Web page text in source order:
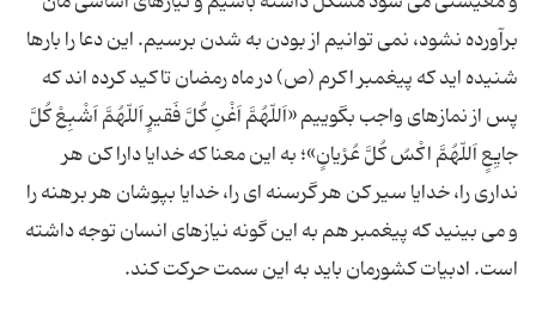
برآورده نشود، نمی توانیم از بودن به شدن برسیم. این دعا را بارها
شنیده اید كه پیغمبر اكرم (ص) در ماه رمضان تاكید كرده اند كه
پس از نمازهای واجب بگوییم «اَللّهُمَّ اَغْنِ كُلَّ فَقیرٍ اَللّهُمَّ اَشْبِعْ كُلَّ
جایِعٍ اَللّهُمَّ اكْسُ كُلَّ عُرْیانٍ»؛ به این معنا كه خدایا دارا كن هر
نداری را، خدایا سیر كن هر گرسنه ای را، خدایا بپوشان هر برهنه را
و می بینید كه پیغمبر هم به این گونه نیازهای انسان توجه داشته